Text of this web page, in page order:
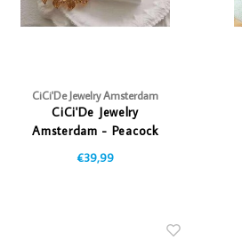
CiCi'De Jewelry Amsterdam
CiCi'De Jewelry
Amsterdam - Peacock
Wings Oorbellen
€39,99